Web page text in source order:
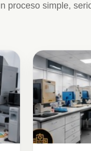
proceso simple,